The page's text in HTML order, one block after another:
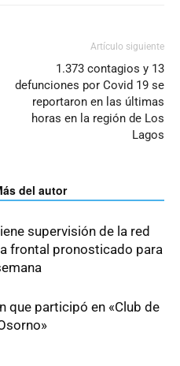
Artículo siguiente
1.373 contagios y 13
defunciones por Covid 19 se
reportaron en las últimas
horas en la región de Los
Lagos
del autor
supervisión de la red
frontal pronosticado para
que participó en «Club de